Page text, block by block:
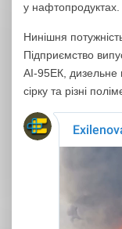
у нафтопродуктах.
Нинішня
Підприємство
АІ-95ЕК, дизельне
сірку та різні